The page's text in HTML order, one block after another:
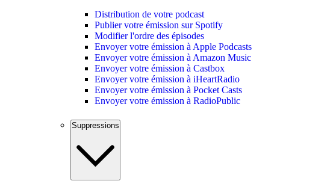
Distribution de votre podcast
Publier votre émission sur Spotify
Modifier l'ordre des épisodes
Envoyer votre émission à Apple Podcasts
Envoyer votre émission à Amazon Music
Envoyer votre émission à Castbox
Envoyer votre émission à iHeartRadio
Envoyer votre émission à Pocket Casts
Envoyer votre émission à RadioPublic
Suppressions